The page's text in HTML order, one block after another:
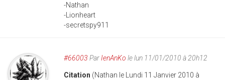
-Nathan
-Lionheart
-secretspy911
#66003 Par IenAnKo le lun 11/01/2010 à 20h12
Citation (Nathan le Lundi 11 Janvier 2010 à